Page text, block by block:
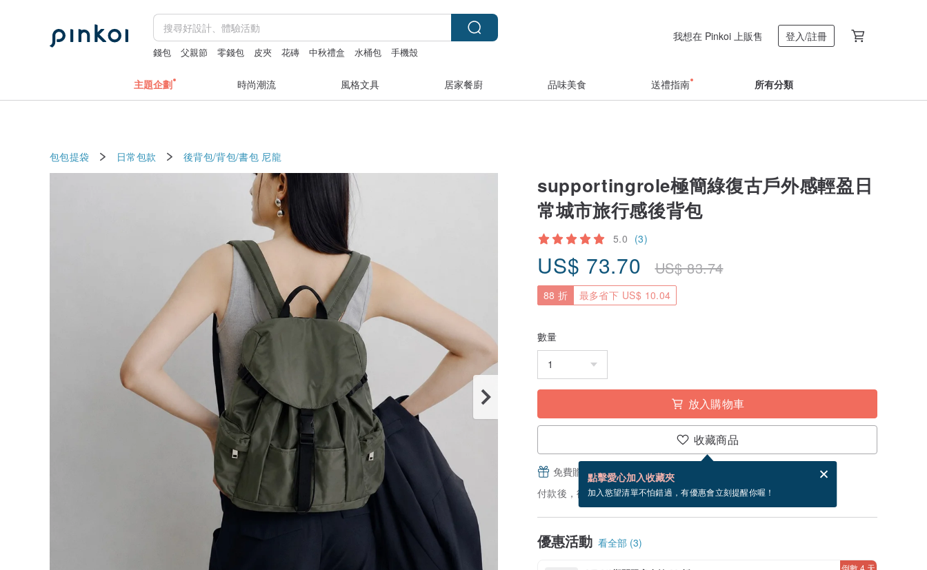
錢包 父親節 零錢包 皮夾 花磚 中秋禮盒 水桶包 手機殼
我想在 Pinkoi 上販售 登入/註冊
主題企劃 時尚潮流 風格文具 居家餐廚 品味美食 送禮指南 所有分類
包包提袋 日常包款 後背包/背包/書包 尼龍
supportingrole極簡綠復古戶外感輕盈日
常城市旅行感後背包
5.0 (3)
US$ 73.70 US$83.74
88 折 最多省下 US$ 10.04
數量
放入購物車
收藏商品
點擊愛心加入收藏夾
加入慾望清單不怕錯過，有優惠會立刻提醒你喔！
免費贈送電子賀卡，結帳完成後填寫
付款後，從備貨到寄出商品為 5 個工作天。（不包含假日）
優惠活動 看全部 (3)
倒數 4 天